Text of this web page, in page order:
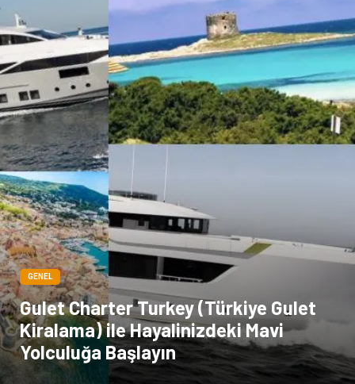
GENEL
Gulet Charter Turkey (Türkiye Gulet
Kiralama) ile Hayalinizdeki Mavi
Yolculuğa Başlayın